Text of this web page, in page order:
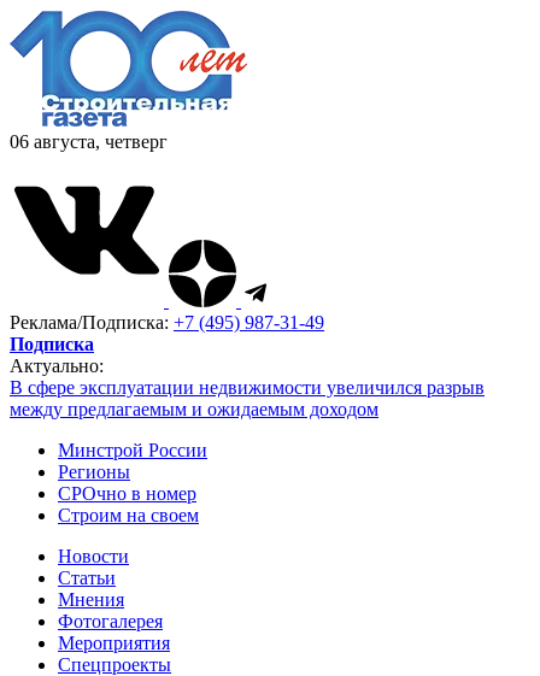
06 августа, четверг
Реклама/Подписка: +7 (495) 987-31-49
Подписка
Актуально:
В сфере эксплуатации недвижимости увеличился разрыв
между предлагаемым и ожидаемым доходом
Минстрой России
Регионы
СРОчно в номер
Строим на своем
Новости
Статьи
Мнения
Фотогалерея
Мероприятия
Спецпроекты